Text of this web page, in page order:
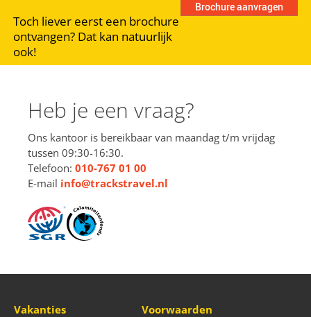
Toch liever eerst een brochure
ontvangen? Dat kan natuurlijk
ook!
Heb je een vraag?
Ons kantoor is bereikbaar van maandag t/m vrijdag
tussen 09:30-16:30.
Telefoon: 010-767 01 00
E-mail info@trackstravel.nl
Vakanties Voorwaarden